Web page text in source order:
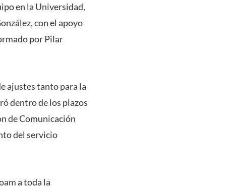
en la Universidad,
con el apoyo
por Pilar
ajustes tanto para la
dentro de los plazos
de Comunicación
del servicio
a toda la